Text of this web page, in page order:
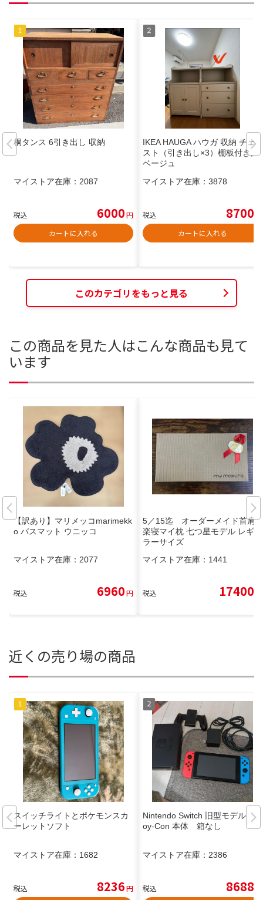
桐タンス 6引き出し 収納
マイストア在庫： 2087
税込 6000円
カートに入れる
IKEA HAUGA ハウガ 収納 チェ
スト（引き出し×3）棚板付き,
ベージュ
マイストア在庫： 3878
税込 8700
カートに入れる
このカテゴリをもっと見る
この商品を見た人はこんな商品も見て
います
【訳あり】マリメッコmarimekk
o バスマット ウニッコ
マイストア在庫： 2077
税込 6960円
5／15迄 オーダーメイド首肩
楽寝マイ枕 七つ星モデル レギュ
ラーサイズ
マイストア在庫： 1441
税込 17400
近くの売り場の商品
スイッチライトとポケモンスカ
ーレットソフト
マイストア在庫： 1682
税込 8236円
Nintendo Switch 旧型モデル J
oy-Con 本体 箱なし
マイストア在庫： 2386
税込 8688